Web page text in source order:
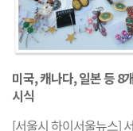
미국, 캐나다, 일본 등 8
시식
[서울시 하이서울뉴스]